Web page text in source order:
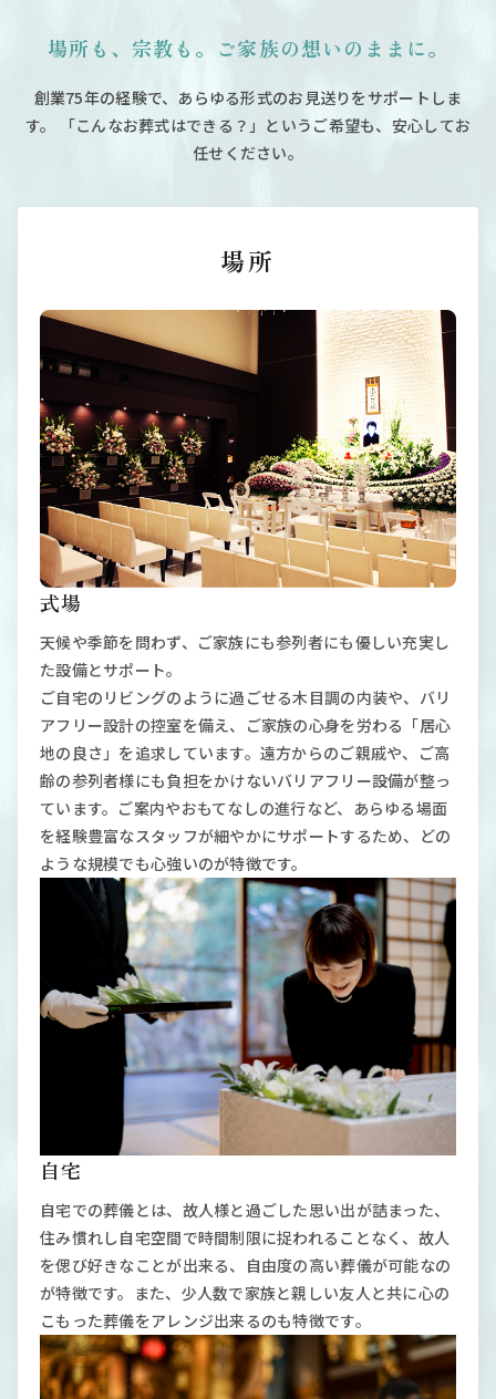
場所も、宗教も。ご家族の想いのままに。
創業75年の経験で、あらゆる形式のお見送りをサポートしま
す。
「こんなお葬式はできる？」というご希望も、安心してお
任せください。
場所
式場
天候や季節を問わず、ご家族にも参列者にも優しい充実し
た設備とサポート。
ご自宅のリビングのように過ごせる木目調の内装や、バリ
アフリー設計の控室を備え、ご家族の心身を労わる「居心
地の良さ」を追求しています。遠方からのご親戚や、ご高
齢の参列者様にも負担をかけないバリアフリー設備が整っ
ています。ご案内やおもてなしの進行など、あらゆる場面
を経験豊富なスタッフが細やかにサポートするため、どの
ような規模でも心強いのが特徴です。
自宅
自宅での葬儀とは、故人様と過ごした思い出が詰まった、
住み慣れし自宅空間で時間制限に捉われることなく、故人
を偲び好きなことが出来る、自由度の高い葬儀が可能なの
が特徴です。また、少人数で家族と親しい友人と共に心の
こもった葬儀をアレンジ出来るのも特徴です。